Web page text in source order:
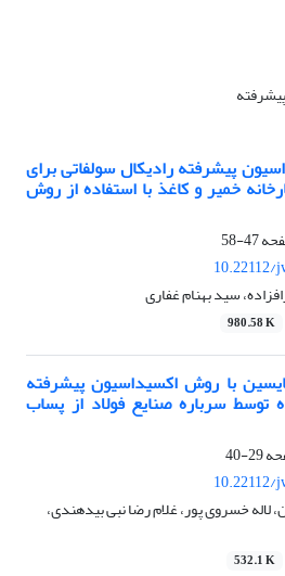
پیشرفته رادیکال سولفاتی برای
خمیر و کاغذ با استفاده از روش
47-58
10.22112/
سید بهنام غفاری
980.58 K
با روش اکسیداسیون پیشرفته
سرباره صنایع فولاد از پساب
29-40
10.22112/
خسروی پور، غلام رضا نبی بیدهندی،
532.1 K